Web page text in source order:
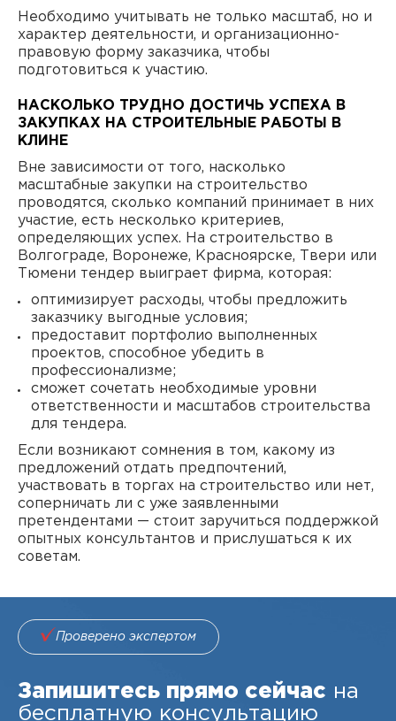
Необходимо учитывать не только масштаб, но и
характер деятельности, и организационно-
правовую форму заказчика, чтобы
подготовиться к участию.
НАСКОЛЬКО ТРУДНО ДОСТИЧЬ УСПЕХА В
ЗАКУПКАХ НА СТРОИТЕЛЬНЫЕ РАБОТЫ В
КЛИНЕ
Вне зависимости от того, насколько
масштабные закупки на строительство
проводятся, сколько компаний принимает в них
участие, есть несколько критериев,
определяющих успех. На строительство в
Волгограде, Воронеже, Красноярске, Твери или
Тюмени тендер выиграет фирма, которая:
оптимизирует расходы, чтобы предложить
заказчику выгодные условия;
предоставит портфолио выполненных
проектов, способное убедить в
профессионализме;
сможет сочетать необходимые уровни
ответственности и масштабов строительства
для тендера.
Если возникают сомнения в том, какому из
предложений отдать предпочтений,
участвовать в торгах на строительство или нет,
соперничать ли с уже заявленными
претендентами — стоит заручиться поддержкой
опытных консультантов и прислушаться к их
советам.
Проверено экспертом
Запишитесь прямо сейчас на
бесплатную консультацию